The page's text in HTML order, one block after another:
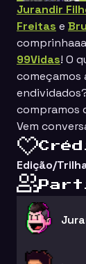
Jurandir
Freitas e
99Vidas! O
começamos
compramos
Vem
Edição/